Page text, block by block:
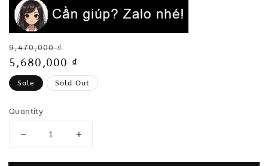
Regular
price
9,470,000 ₫
Sale
price
5,680,000 ₫
Sale Sold Out
Quantity